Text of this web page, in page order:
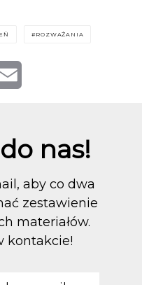
ROZWAŻANIA
nas!
aby co dwa
zestawienie
materiałów.
kontakcie!